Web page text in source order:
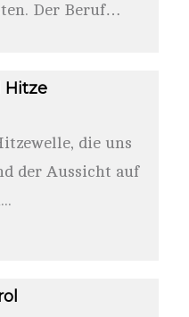
Der Beruf
Hitze
die uns
der Aussicht auf